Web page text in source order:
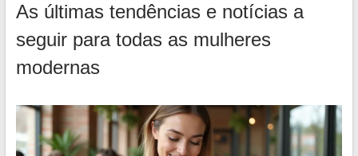
As últimas tendências e notícias a
seguir para todas as mulheres
modernas